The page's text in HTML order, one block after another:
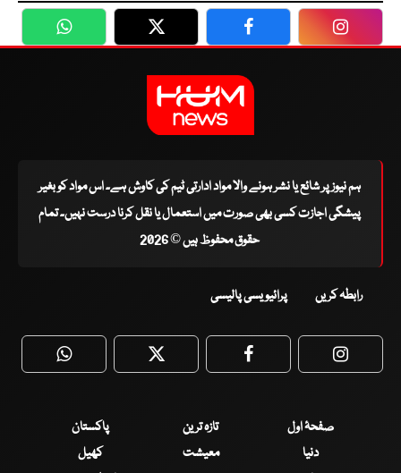
WhatsApp Twitter Facebook
ہم نیوز پر شائع یا نشر ہونے والا مواد ادارتی ٹیم کی کاوش ہے۔ اس مواد کو بغیر
پیشگی اجازت کسی بھی صورت میں استعمال یا نقل کرنا درست نہیں۔ تمام
حقوق محفوظ ہیں © 2026
رابطہ کریں پرائیویسی پالیسی
WhatsApp Twitter Facebook
صفحۂ اول تازہ ترین
پاکستان
دنیا
معیشت
کھیل